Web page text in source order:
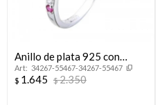
Anillo de plata 925 con
circonias, MEDIO SIN FIN.
34267-55467-34267-55467
$ 1.645 $2.350